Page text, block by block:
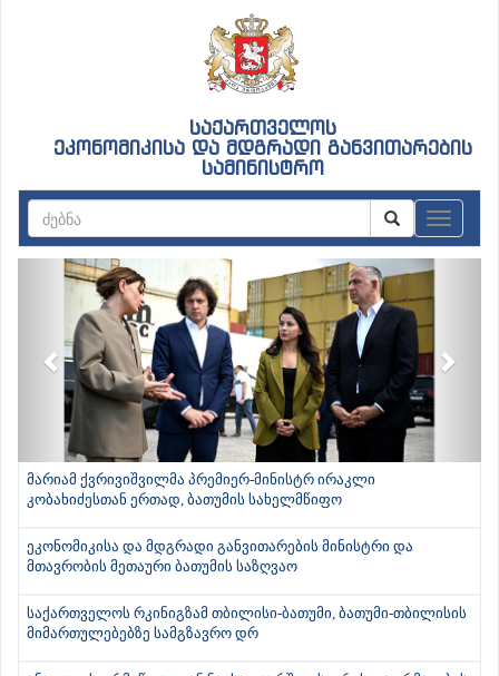
საქართველოს
ეკონომიკისა და მდგრადი განვითარების
სამინისტრო
Previous
მარიამ ქვრივიშვილმა პრემიერ-მინისტრ ირაკლი
კობახიძესთან ერთად, ბათუმის სახელმწიფო
ეკონომიკისა და მდგრადი განვითარების მინისტრი და
მთავრობის მეთაური ბათუმის საზღვაო
საქართველოს რკინიგზამ თბილისი-ბათუმი, ბათუმი-თბილისის
მიმართულებებზე სამგზავრო დრ